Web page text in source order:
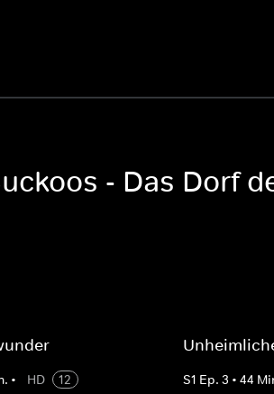
- Das Dorf
• HD
12
S1 Ep. 3 • 44